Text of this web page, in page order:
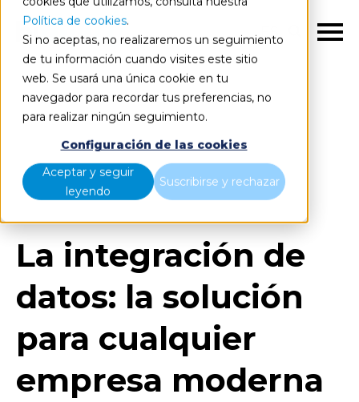
Política de cookies.
Si no aceptas, no realizaremos un seguimiento
de tu información cuando visites este sitio
web. Se usará una única cookie en tu
navegador para recordar tus preferencias, no
para realizar ningún seguimiento.
Configuración de las cookies
Aceptar y seguir
leyendo
Suscribirse y rechazar
ES
La integración de datos: la solución para cualquier
empresa moderna
La integración de
datos: la solución
para cualquier
empresa moderna